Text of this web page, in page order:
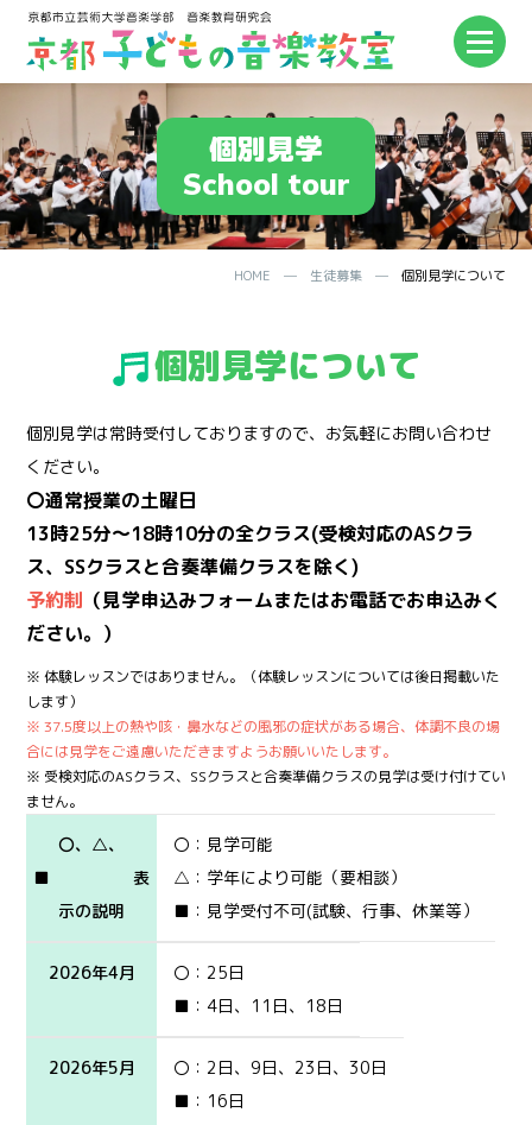
個別見学
School tour
HOME ─ 生徒募集 ─ 個別見学について
個別見学について
個別見学は常時受付しておりますので、お気軽にお問い合わせ
ください。
〇通常授業の土曜日
13時25分～18時10分の全クラス(受検対応のASクラ
ス、SSクラスと合奏準備クラスを除く)
予約制 （見学申込みフォームまたはお電話でお申込みく
ださい。）
※ 体験レッスンではありません。（体験レッスンについては後日掲載いた
します）
※ 37.5度以上の熱や咳・鼻水などの風邪の症状がある場合、体調不良の場
合には見学をご遠慮いただきますようお願いいたします。
※ 受検対応のASクラス、SSクラスと合奏準備クラスの見学は受け付けてい
ません。
〇、△、
■ 表
示の説明
〇：見学可能
△：学年により可能（要相談）
■：見学受付不可(試験、行事、休業等）
2026年4月
〇：25日
■：4日、11日、18日
2026年5月
〇：2日、9日、23日、30日
■：16日